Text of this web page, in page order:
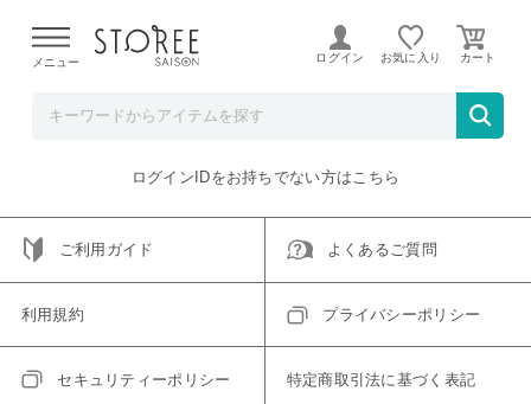
よる配送遅延が発生しております。
メニュー ログイン お気に入り
ご指定のアイテムは取り扱い終了、またはただいま取り扱い
トップへ戻る
ログインIDをお持ちでない方はこちら
ご利用ガイド よくあるご質問
利用規約 プライバシーポリシー
セキュリティーポリシー 特定商取引法に基づく表記